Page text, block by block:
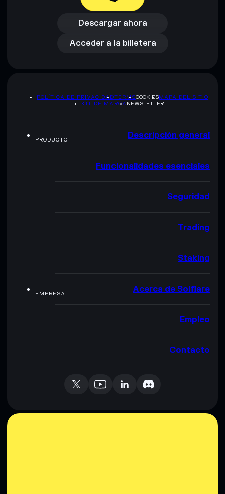
Descargar ahora
Descargar ahora
Acceder a la billetera
Acceder a la billetera
POLÍTICA DE PRIVACIDADTERMSCOOKIESMAPA DEL SITIO
KIT DE MARCA NEWSLETTER
PRODUCTO Descripción general
Funcionalidades esenciales
Seguridad
Trading
Staking
EMPRESA Acerca de Solflare
Empleo
Contacto